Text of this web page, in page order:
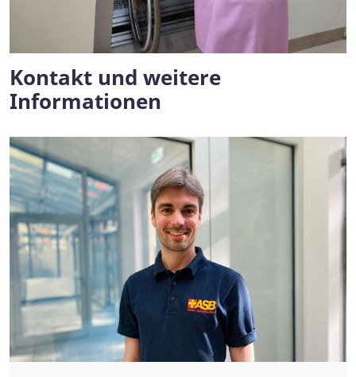
Kontakt und weitere
Informationen